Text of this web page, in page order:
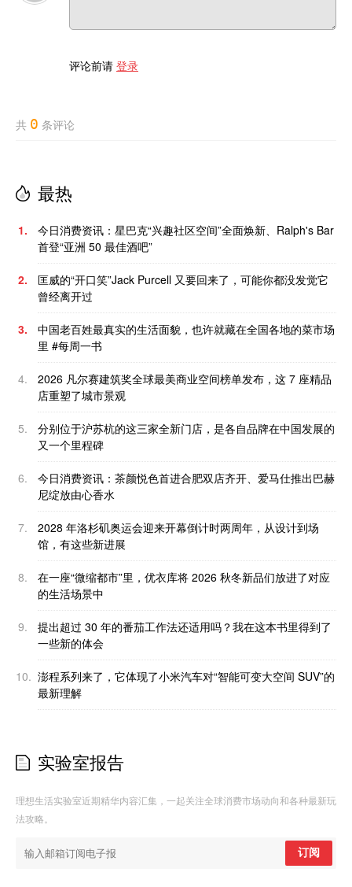
评论前请 登录
共 0 条评论
最热
1.
今日消费资讯：星巴克“兴趣社区空间”全面焕新、Ralph's Bar
首登“亚洲 50 最佳酒吧”
2.
匡威的“开口笑”Jack Purcell 又要回来了，可能你都没发觉它
曾经离开过
3.
中国老百姓最真实的生活面貌，也许就藏在全国各地的菜市场
里 #每周一书
4.
2026 凡尔赛建筑奖全球最美商业空间榜单发布，这 7 座精品
店重塑了城市景观
5.
分别位于沪苏杭的这三家全新门店，是各自品牌在中国发展的
又一个里程碑
6.
今日消费资讯：茶颜悦色首进合肥双店齐开、爱马仕推出巴赫
尼绽放由心香水
7.
2028 年洛杉矶奥运会迎来开幕倒计时两周年，从设计到场
馆，有这些新进展
8.
在一座“微缩都市”里，优衣库将 2026 秋冬新品们放进了对应
的生活场景中
9.
提出超过 30 年的番茄工作法还适用吗？我在这本书里得到了
一些新的体会
10. 澎程系列来了，它体现了小米汽车对“智能可变大空间 SUV”的
最新理解
实验室报告
理想生活实验室近期精华内容汇集，一起关注全球消费市场动向和各种最新玩
法攻略。